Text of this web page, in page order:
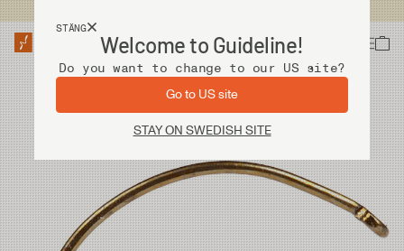
STÄNG
Welcome to Guideline!
Do you want to change to our US site?
Go to US site
STAY ON SWEDISH SITE